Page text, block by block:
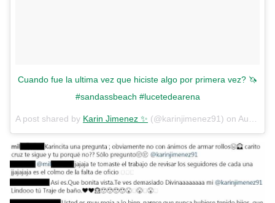
Cuando fue la ultima vez que hiciste algo por primera vez? 🦄
#sandassbeach #lucetedearena
A post shared by Karin Jimenez ✨ (@karinjimenez91) on Aug 29, 2018 at 3:19am PDT